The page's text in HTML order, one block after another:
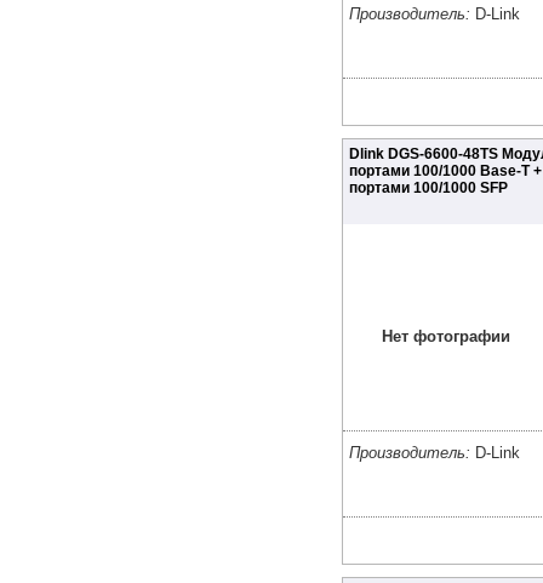
Производитель: D-Link
Dlink DGS-6600-48TS
портами 100/1000 Base-T
портами 100/1000 SFP
Нет фотографии
Производитель: D-Link